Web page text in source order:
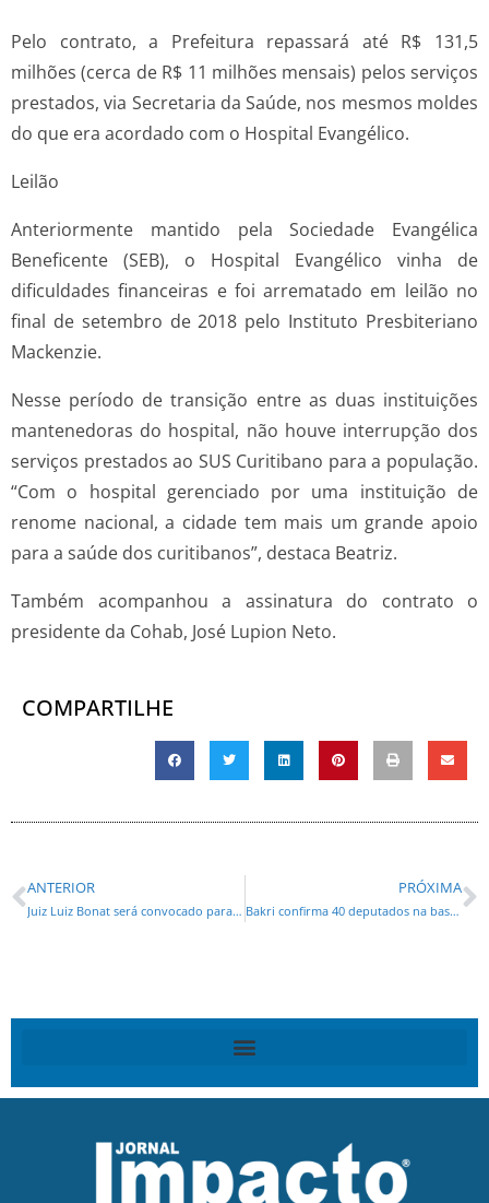
Pelo contrato, a Prefeitura repassará até R$ 131,5
milhões (cerca de R$ 11 milhões mensais) pelos serviços
prestados, via Secretaria da Saúde, nos mesmos moldes
do que era acordado com o Hospital Evangélico.
Leilão
Anteriormente mantido pela Sociedade Evangélica
Beneficente (SEB), o Hospital Evangélico vinha de
dificuldades financeiras e foi arrematado em leilão no
final de setembro de 2018 pelo Instituto Presbiteriano
Mackenzie.
Nesse período de transição entre as duas instituições
mantenedoras do hospital, não houve interrupção dos
serviços prestados ao SUS Curitibano para a população.
“Com o hospital gerenciado por uma instituição de
renome nacional, a cidade tem mais um grande apoio
para a saúde dos curitibanos”, destaca Beatriz.
Também acompanhou a assinatura do contrato o
presidente da Cohab, José Lupion Neto.
COMPARTILHE
ANTERIOR
Juiz Luiz Bonat será convocado para substituir Moro na Lava Jato
PRÓXIMA
Bakri confirma 40 deputados na base do governo